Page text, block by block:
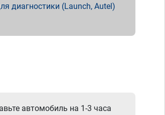
диагностики (Launch, Autel)
автомобиль на 1-3 часа